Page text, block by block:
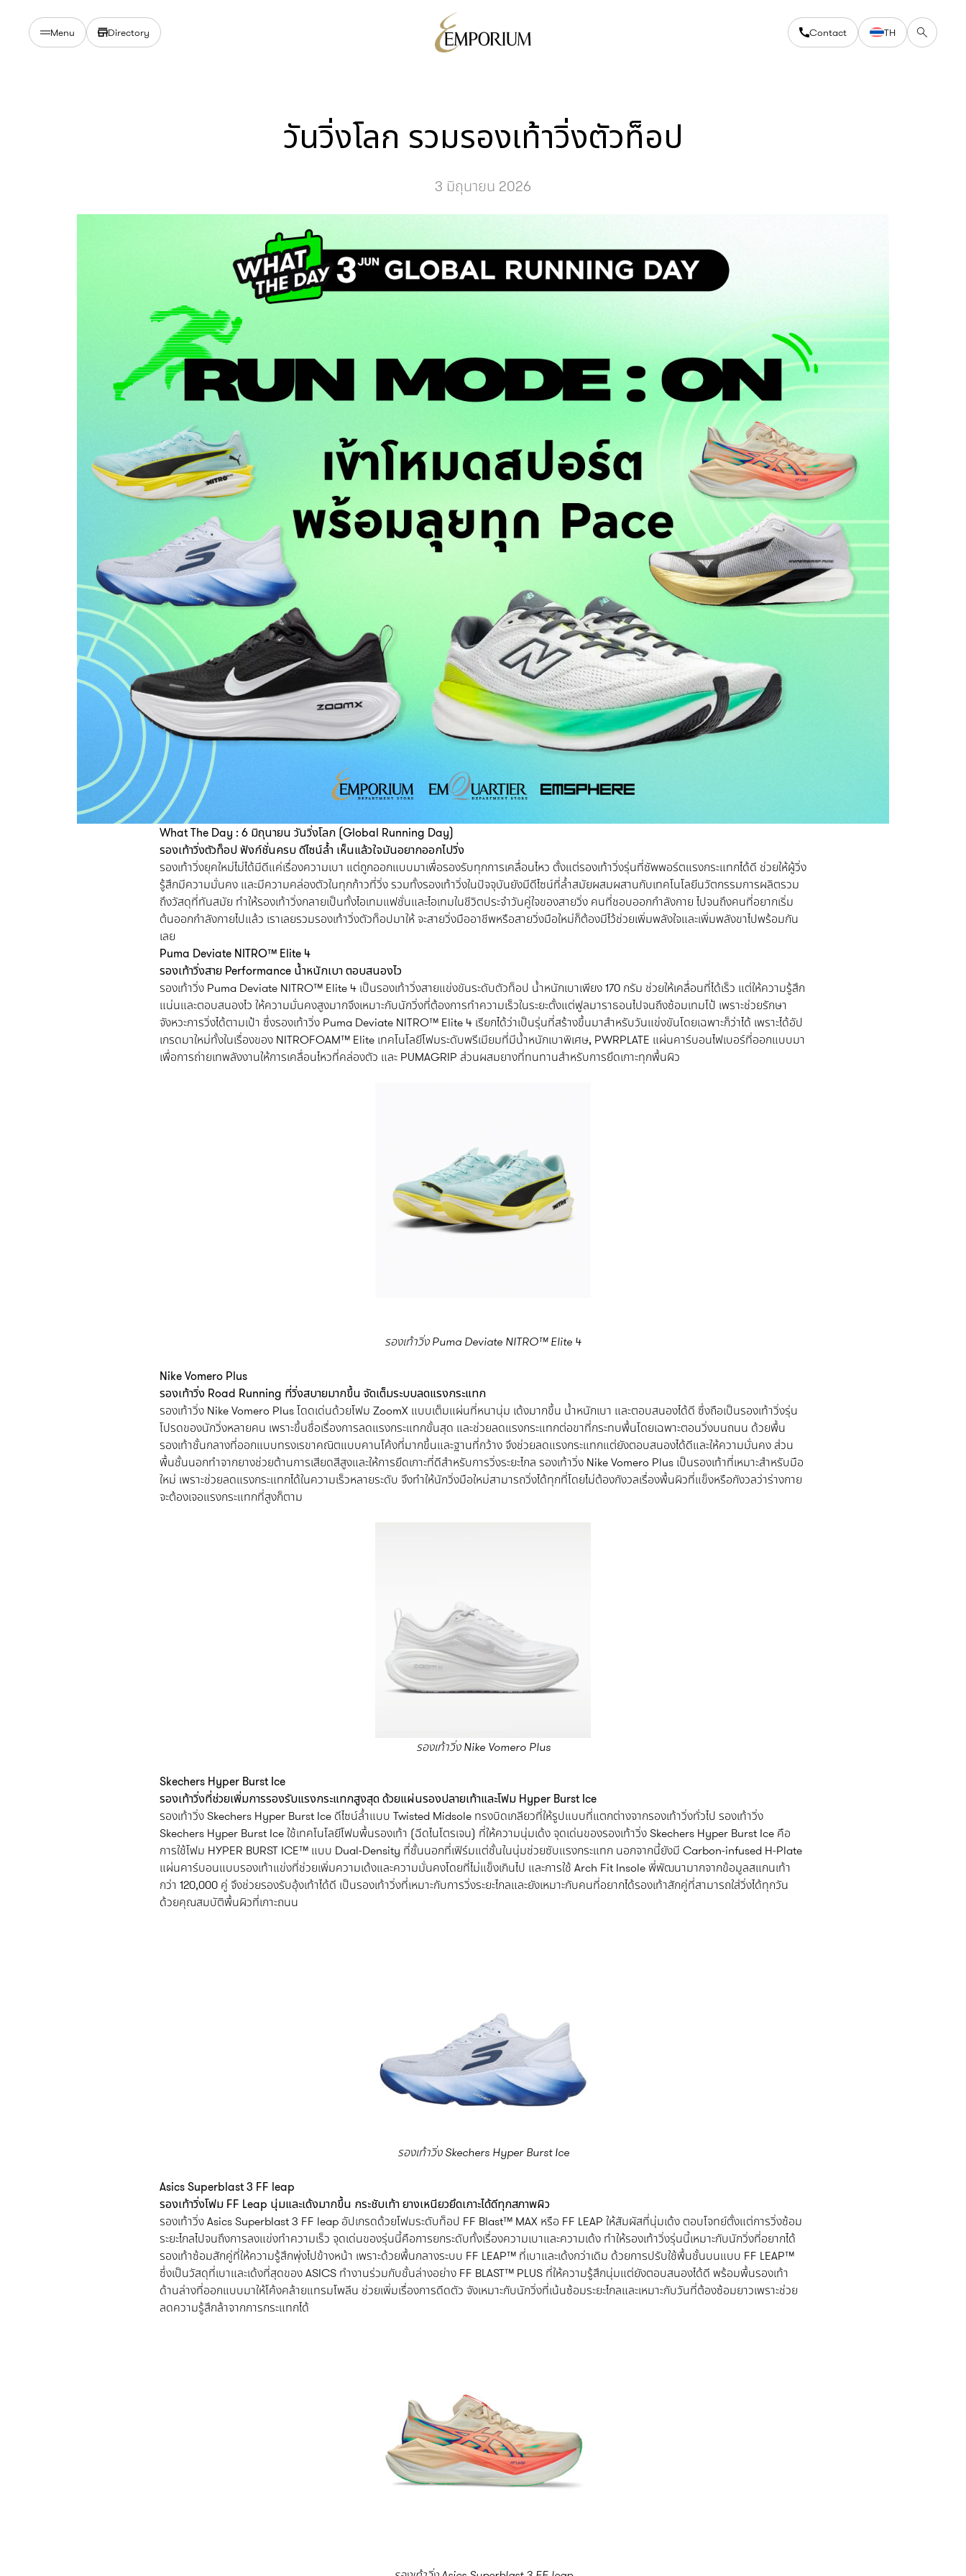
Menu Directory Contact TH
วันวิ่งโลก รวมรองเท้าวิ่งตัวท็อป
3 มิถุนายน 2026
What The Day : 6 มิถุนายน วันวิ่งโลก (Global Running Day)
รองเท้าวิ่งตัวท็อป ฟังก์ชั่นครบ ดีไซน์ล้ำ เห็นแล้วใจมันอยากออกไปวิ่ง
รองเท้าวิ่งยุคใหม่ไม่ได้มีดีแค่เรื่องความเบา แต่ถูกออกแบบมาเพื่อรองรับทุกการเคลื่อนไหว ตั้งแต่รองเท้าวิ่งรุ่นที่ซัพพอร์ตแรงกระแทกได้ดี ช่วยให้ผู้วิ่ง
รู้สึกมีความมั่นคง และมีความคล่องตัวในทุกก้าวที่วิ่ง รวมทั้งรองเท้าวิ่งในปัจจุบันยังมีดีไซน์ที่ล้ำสมัยผสมผสานกับเทคโนโลยีนวัตกรรมการผลิตรวม
ถึงวัสดุที่ทันสมัย ทำให้รองเท้าวิ่งกลายเป็นทั้งไอเทมแฟชั่นและไอเทมในชีวิตประจำวันคู่ใจของสายวิ่ง คนที่ชอบออกกำลังกาย ไปจนถึงคนที่อยากเริ่ม
ต้นออกกำลังกายไปแล้ว เราเลยรวมรองเท้าวิ่งตัวท็อปมาให้ จะสายวิ่งมืออาชีพหรือสายวิ่งมือใหม่ก็ต้องมีไว้ช่วยเพิ่มพลังใจและเพิ่มพลังขาไปพร้อมกัน
เลย
Puma Deviate NITRO™ Elite 4
รองเท้าวิ่งสาย Performance น้ำหนักเบา ตอบสนองไว
รองเท้าวิ่ง Puma Deviate NITRO™ Elite 4 เป็นรองเท้าวิ่งสายแข่งขันระดับตัวท็อป น้ำหนักเบาเพียง 170 กรัม ช่วยให้เคลื่อนที่ได้เร็ว แต่ให้ความรู้สึก
แน่นและตอบสนองไว ให้ความมั่นคงสูงมากจึงเหมาะกับนักวิ่งที่ต้องการทำความเร็วในระยะตั้งแต่ฟูลมาราธอนไปจนถึงซ้อมเทมโป้ เพราะช่วยรักษา
จังหวะการวิ่งได้ตามเป้า ซึ่งรองเท้าวิ่ง Puma Deviate NITRO™ Elite 4 เรียกได้ว่าเป็นรุ่นที่สร้างขึ้นมาสำหรับวันแข่งขันโดยเฉพาะก็ว่าได้ เพราะได้อัป
เกรดมาใหม่ทั้งในเรื่องของ NITROFOAM™ Elite เทคโนโลยีโฟมระดับพรีเมียมที่มีน้ำหนักเบาพิเศษ, PWRPLATE แผ่นคาร์บอนไฟเบอร์ที่ออกแบบมา
เพื่อการถ่ายเทพลังงานให้การเคลื่อนไหวที่คล่องตัว และ PUMAGRIP ส่วนผสมยางที่ทนทานสำหรับการยึดเกาะทุกพื้นผิว
รองเท้าวิ่ง Puma Deviate NITRO™ Elite 4
Nike Vomero Plus
รองเท้าวิ่ง Road Running ที่วิ่งสบายมากขึ้น จัดเต็มระบบลดแรงกระแทก
รองเท้าวิ่ง Nike Vomero Plus โดดเด่นด้วยโฟม ZoomX แบบเต็มแผ่นที่หนานุ่ม เด้งมากขึ้น น้ำหนักเบา และตอบสนองได้ดี ซึ่งถือเป็นรองเท้าวิ่งรุ่น
โปรดของนักวิ่งหลายคน เพราะขึ้นชื่อเรื่องการลดแรงกระแทกขั้นสุด และช่วยลดแรงกระแทกต่อขาที่กระทบพื้นโดยเฉพาะตอนวิ่งบนถนน ด้วยพื้น
รองเท้าชั้นกลางที่ออกแบบทรงเรขาคณิตแบบคานโค้งที่มากขึ้นและฐานที่กว้าง จึงช่วยลดแรงกระแทกแต่ยังตอบสนองได้ดีและให้ความมั่นคง ส่วน
พื้นชั้นนอกทำจากยางช่วยต้านการเสียดสีสูงและให้การยึดเกาะที่ดีสำหรับการวิ่งระยะไกล รองเท้าวิ่ง Nike Vomero Plus เป็นรองเท้าที่เหมาะสำหรับมือ
ใหม่ เพราะช่วยลดแรงกระแทกได้ในความเร็วหลายระดับ จึงทำให้นักวิ่งมือใหม่สามารถวิ่งได้ทุกที่โดยไม่ต้องกังวลเรื่องพื้นผิวที่แข็งหรือกังวลว่าร่างกาย
จะต้องเจอแรงกระแทกที่สูงก็ตาม
รองเท้าวิ่ง Nike Vomero Plus
Skechers Hyper Burst Ice
รองเท้าวิ่งที่ช่วยเพิ่มการรองรับแรงกระแทกสูงสุด ด้วยแผ่นรองปลายเท้าและโฟม Hyper Burst Ice
รองเท้าวิ่ง Skechers Hyper Burst Ice ดีไซน์ล้ำแบบ Twisted Midsole ทรงบิดเกลียวที่ให้รูปแบบที่แตกต่างจากรองเท้าวิ่งทั่วไป รองเท้าวิ่ง
Skechers Hyper Burst Ice ใช้เทคโนโลยีโฟมพื้นรองเท้า (ฉีดไนโตรเจน) ที่ให้ความนุ่มเด้ง จุดเด่นของรองเท้าวิ่ง Skechers Hyper Burst Ice คือ
การใช้โฟม HYPER BURST ICE™ แบบ Dual-Density ที่ชั้นนอกที่เฟิร์มแต่ชั้นในนุ่มช่วยซับแรงกระแทก นอกจากนี้ยังมี Carbon-infused H-Plate
แผ่นคาร์บอนแบบรองเท้าแข่งที่ช่วยเพิ่มความเด้งและความมั่นคงโดยที่ไม่แข็งเกินไป และการใช้ Arch Fit Insole พี่พัฒนามากจากข้อมูลสแกนเท้า
กว่า 120,000 คู่ จึงช่วยรองรับอุ้งเท้าได้ดี เป็นรองเท้าวิ่งที่เหมาะกับการวิ่งระยะไกลและยังเหมาะกับคนที่อยากได้รองเท้าสักคู่ที่สามารถใส่วิ่งได้ทุกวัน
ด้วยคุณสมบัติพื้นผิวที่เกาะถนน
รองเท้าวิ่ง Skechers Hyper Burst Ice
Asics Superblast 3 FF leap
รองเท้าวิ่งโฟม FF Leap นุ่มและเด้งมากขึ้น กระชับเท้า ยางเหนียวยึดเกาะได้ดีทุกสภาพผิว
รองเท้าวิ่ง Asics Superblast 3 FF leap อัปเกรดด้วยโฟมระดับท็อป FF Blast™ MAX หรือ FF LEAP ให้สัมผัสที่นุ่มเด้ง ตอบโจทย์ตั้งแต่การวิ่งซ้อม
ระยะไกลไปจนถึงการลงแข่งทำความเร็ว จุดเด่นของรุ่นนี้คือการยกระดับทั้งเรื่องความเบาและความเด้ง ทำให้รองเท้าวิ่งรุ่นนี้เหมาะกับนักวิ่งที่อยากได้
รองเท้าซ้อมสักคู่ที่ให้ความรู้สึกพุ่งไปข้างหน้า เพราะด้วยพื้นกลางระบบ FF LEAP™ ที่เบาและเด้งกว่าเดิม ด้วยการปรับใช้พื้นชั้นบนแบบ FF LEAP™
ซึ่งเป็นวัสดุที่เบาและเด้งที่สุดของ ASICS ทำงานร่วมกับชั้นล่างอย่าง FF BLAST™ PLUS ที่ให้ความรู้สึกนุ่มแต่ยังตอบสนองได้ดี พร้อมพื้นรองเท้า
ด้านล่างที่ออกแบบมาให้โค้งคล้ายแทรมโพลีน ช่วยเพิ่มเรื่องการดีดตัว จังเหมาะกับนักวิ่งที่เน้นซ้อมระยะไกลและเหมาะกับวันที่ต้องซ้อมยาวเพราะช่วย
ลดความรู้สึกล้าจากการกระแทกได้